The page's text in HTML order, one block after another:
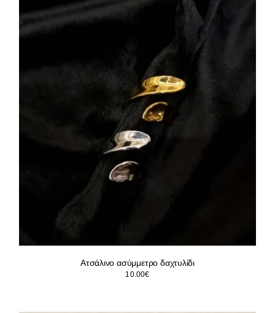
Ατσάλινο ασύμμετρο δαχτυλίδι
10.00€